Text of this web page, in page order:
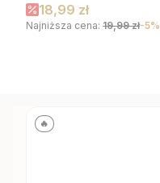
Cena promocyjna
18,99 zł
Najniższa cena: 19,99 zł-5%
🔥